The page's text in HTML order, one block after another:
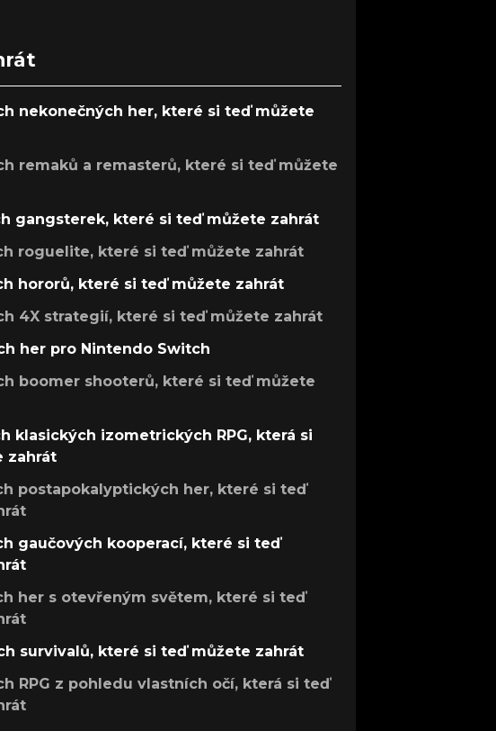
nekonečných her, které si teď můžete
remaků a remasterů, které si teď můžete
gangsterek, které si teď můžete zahrát
roguelite, které si teď můžete zahrát
hororů, které si teď můžete zahrát
4X strategií, které si teď můžete zahrát
her pro Nintendo Switch
boomer shooterů, které si teď můžete
klasických izometrických RPG, která si
zahrát
postapokalyptických her, které si teď
gaučových kooperací, které si teď
her s otevřeným světem, které si teď
survivalů, které si teď můžete zahrát
RPG z pohledu vlastních očí, která si teď